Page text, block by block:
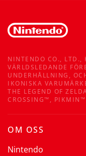
NINTENDO CO., LTD.,
VÄRLDSLEDANDE
UNDERHÅLLNING,
IKONISKA
THE LEGEND OF
CROSSING™,
OM OSS
Nintendo